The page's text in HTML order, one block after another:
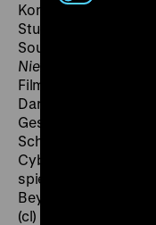
Komeda, der zum
Studentenfilm
Soundtrack
Niewinni czarodzieje
Filmkomponisten
Darstellerensemble
Geschichte des
Schauspiel-
Cybulski ist
spielte 1966 an der
Beyers verbotenem
(cl)